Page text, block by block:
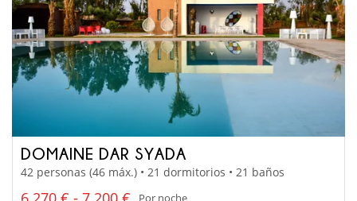
DOMAINE DAR SYADA
42 personas (46 máx.) • 21 dormitorios • 21 baños
Por noche